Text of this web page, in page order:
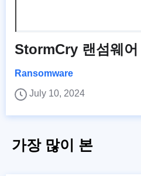
StormCry 랜섬웨어
Ransomware
July 10, 2024
가장 많이 본